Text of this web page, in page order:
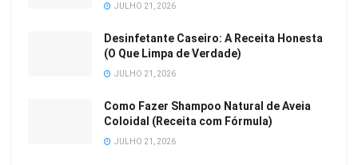
JULHO 21, 2026
Desinfetante Caseiro: A Receita Honesta
(O Que Limpa de Verdade)
JULHO 21, 2026
Como Fazer Shampoo Natural de Aveia
Coloidal (Receita com Fórmula)
JULHO 21, 2026